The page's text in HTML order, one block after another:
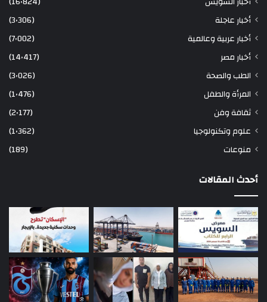
أخبار عاجلة
(3٬306)
أخبار عربية وعالمية
(7٬002)
أخبار مصر
(14٬417)
الطب والصحة
(3٬026)
المرأة والطفل
(1٬476)
ثقافة وفن
(2٬177)
علوم وتكنولوجيا
(1٬362)
منوعات
(189)
أحدث المقالات